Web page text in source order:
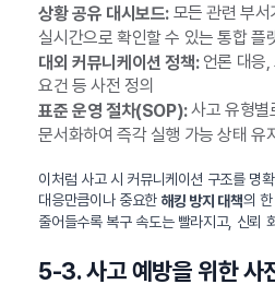
상황 공유 대시보드:모든 관련 부서
실시간으로 확인할 수 있는 통합 플
대외 커뮤니케이션 정책:언론 대응,
요건 등 사전 정의
표준 운영 절차(SOP):사고 유형별
문서화하여 즉각 실행 가능 상태 유지
이처럼 사고 시 커뮤니케이션 구조를 명
대응만큼이나 중요한 해킹 방지 대책의 한
줄어들수록 복구 속도는 빨라지고, 신뢰
5-3. 사고 예방을 위한 사